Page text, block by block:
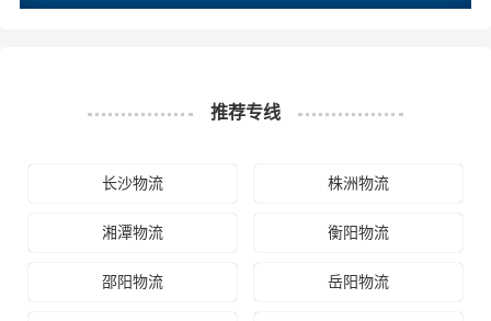
推荐专线
长沙物流 株洲物流
湘潭物流 衡阳物流
邵阳物流 岳阳物流